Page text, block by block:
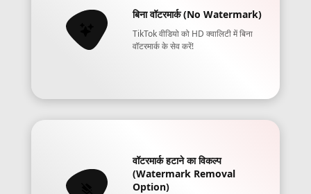
बिना वॉटरमार्क (No Watermark)
TikTok वीडियो को HD क्वालिटी में बिना
वॉटरमार्क के सेव करें!
वॉटरमार्क हटाने का विकल्प
(Watermark Removal
Option)